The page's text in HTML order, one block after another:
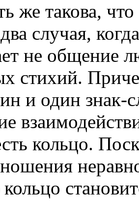
же такова,
случая,
не общение
стихий.
и один знак-
кольцо.